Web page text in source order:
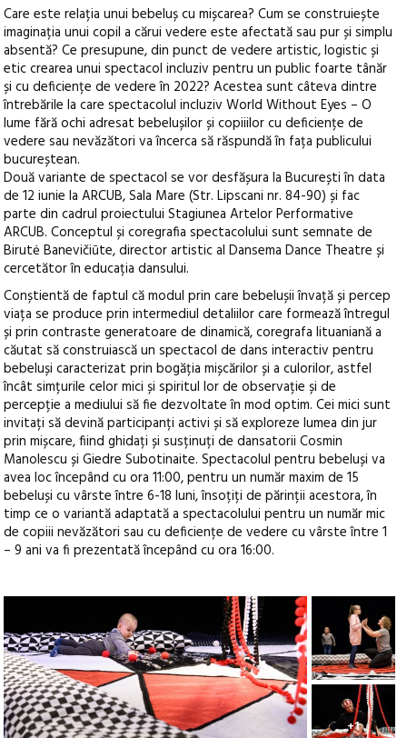
Care este relația unui bebeluș cu mișcarea? Cum se construiește
imaginația unui copil a cărui vedere este afectată sau pur și simplu
absentă? Ce presupune, din punct de vedere artistic, logistic și
etic crearea unui spectacol incluziv pentru un public foarte tânăr
și cu deficiențe de vedere în 2022? Acestea sunt câteva dintre
întrebările la care spectacolul incluziv World Without Eyes – O
lume fără ochi adresat bebelușilor și copiiilor cu deficiențe de
vedere sau nevăzători va încerca să răspundă în fața publicului
bucureștean.
Două variante de spectacol se vor desfășura la București în data
de 12 iunie la ARCUB, Sala Mare (Str. Lipscani nr. 84-90) și fac
parte din cadrul proiectului Stagiunea Artelor Performative
ARCUB. Conceptul și coregrafia spectacolului sunt semnate de
Birutė Banevičiūte, director artistic al Dansema Dance Theatre și
cercetător în educația dansului.
Conștientă de faptul că modul prin care bebelușii învață și percep
viața se produce prin intermediul detaliilor care formează întregul
și prin contraste generatoare de dinamică, coregrafa lituaniană a
căutat să construiască un spectacol de dans interactiv pentru
bebeluși caracterizat prin bogăția mișcărilor și a culorilor, astfel
încât simțurile celor mici și spiritul lor de observație și de
percepție a mediului să fie dezvoltate în mod optim. Cei mici sunt
invitați să devină participanți activi și să exploreze lumea din jur
prin mișcare, fiind ghidați și susținuți de dansatorii Cosmin
Manolescu și Giedre Subotinaite. Spectacolul pentru bebeluși va
avea loc începând cu ora 11:00, pentru un număr maxim de 15
bebeluși cu vârste între 6-18 luni, însoțiți de părinții acestora, în
timp ce o variantă adaptată a spectacolului pentru un număr mic
de copiii nevăzători sau cu deficiențe de vedere cu vârste între 1
– 9 ani va fi prezentată începând cu ora 16:00.
+1